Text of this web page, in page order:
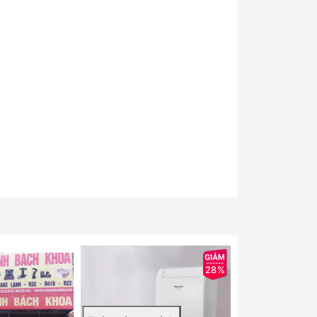
cá nhân.
lọc không khí hiển thị 4 màu riêng biệt để
28%